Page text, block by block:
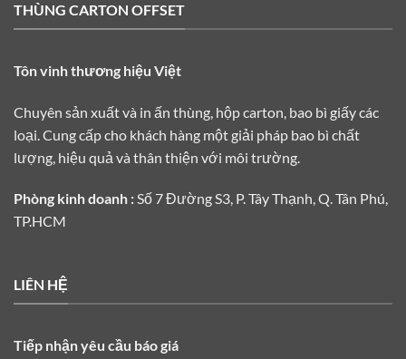
THÙNG CARTON OFFSET
Tôn vinh thương hiệu Việt
Chuyên sản xuất và in ấn thùng, hộp carton, bao bì giấy các
loại. Cung cấp cho khách hàng một giải pháp bao bì chất
lượng, hiệu quả và thân thiện với môi trường.
Phòng kinh doanh :Số 7 Đường S3, P. Tây Thạnh, Q. Tân Phú,
TP.HCM
LIÊN HỆ
Tiếp nhận yêu cầu báo giá